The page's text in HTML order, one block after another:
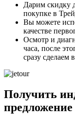
Дарим скидку
покупке в
Вы можете
качестве
Осмотр и
часа, после
сразу сделаем
Получить